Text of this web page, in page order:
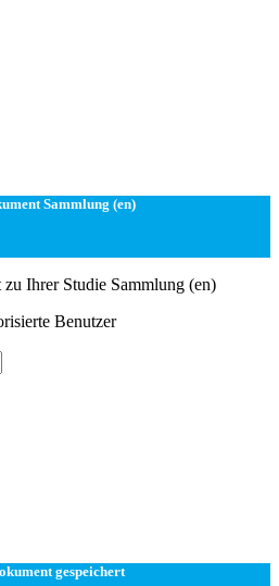
Sammlung (en)
Ihrer Studie Sammlung (en)
Benutzer
gespeichert